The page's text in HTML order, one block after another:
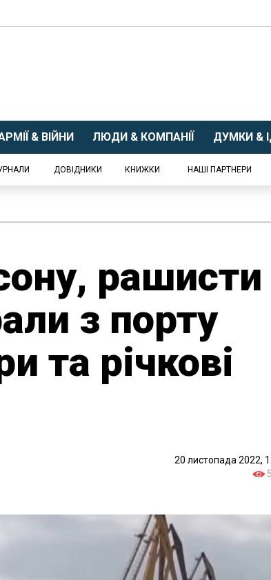
& ВІЙНИ ЛЮДИ & КОМПАНІЇ ДУМКИ &
ДОВІДНИКИ КНИЖКИ НАШІ ПАРТНЕРИ
рашисти
з порту
та річкові
20 листопада 2022,